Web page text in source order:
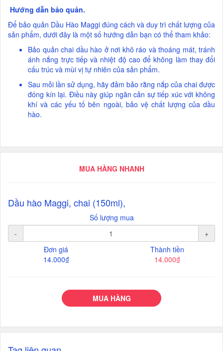
Hướng dẫn bảo quản.
Để bảo quản Dầu Hào Maggi đúng cách và duy trì chất lượng của
sản phẩm, dưới đây là một số hướng dẫn bạn có thể tham khảo:
Bảo quản chai dầu hào ở nơi khô ráo và thoáng mát, tránh
ánh nắng trực tiếp và nhiệt độ cao để không làm thay đổi
cấu trúc và mùi vị tự nhiên của sản phẩm.
Sau mỗi lần sử dụng, hãy đảm bảo rằng nắp của chai được
đóng kín lại. Điều này giúp ngăn cản sự tiếp xúc với không
khí và các yếu tố bên ngoài, bảo vệ chất lượng của dầu
hào.
MUA HÀNG NHANH
Dầu hào Maggi, chai (150ml),
Số lượng mua
-
+
Đơn giá
14.000₫
Thành tiền
14.000₫
MUA HÀNG